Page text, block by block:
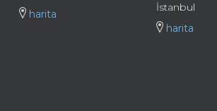
harita
İstanbul
harita